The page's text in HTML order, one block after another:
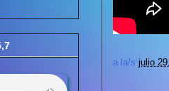
a la/s julio